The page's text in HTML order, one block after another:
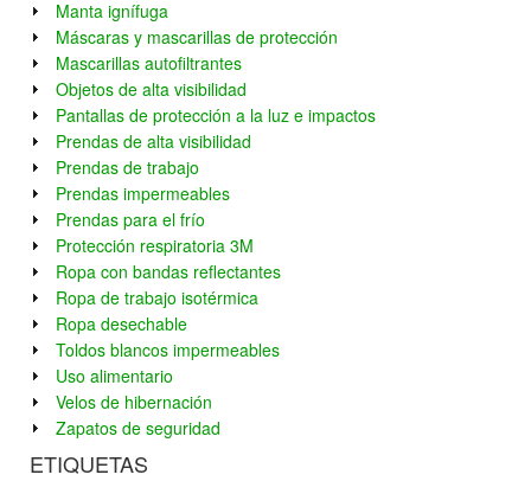
Manta ignífuga
Máscaras y mascarillas de protección
Mascarillas autofiltrantes
Objetos de alta visibilidad
Pantallas de protección a la luz e impactos
Prendas de alta visibilidad
Prendas de trabajo
Prendas impermeables
Prendas para el frío
Protección respiratoria 3M
Ropa con bandas reflectantes
Ropa de trabajo isotérmica
Ropa desechable
Toldos blancos impermeables
Uso alimentario
Velos de hibernación
Zapatos de seguridad
ETIQUETAS